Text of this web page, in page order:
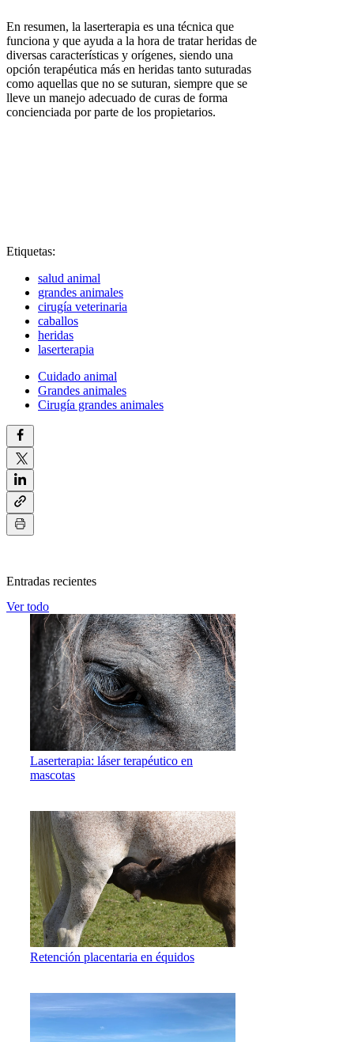
En resumen, la laserterapia es una técnica que
funciona y que ayuda a la hora de tratar heridas de
diversas características y orígenes, siendo una
opción terapéutica más en heridas tanto suturadas
como aquellas que no se suturan, siempre que se
lleve un manejo adecuado de curas de forma
concienciada por parte de los propietarios.
Etiquetas:
salud animal
grandes animales
cirugía veterinaria
caballos
heridas
laserterapia
Cuidado animal
Grandes animales
Cirugía grandes animales
Entradas recientes
Ver todo
Laserterapia: láser terapéutico en
mascotas
Retención placentaria en équidos